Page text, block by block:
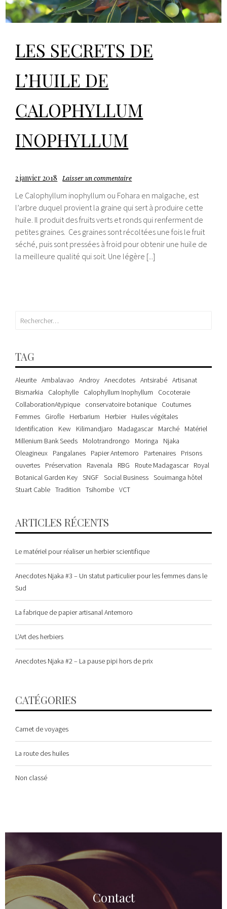
LES SECRETS DE
L’HUILE DE
CALOPHYLLUM
INOPHYLLUM
2 janvier 2018 Laisser un commentaire
Le Calophyllum inophyllum ou Fohara en malgache, est
l’arbre duquel provient la graine qui sert à produire cette
huile. Il produit des fruits verts et ronds qui renferment de
petites graines. Ces graines sont récoltées une fois le fruit
séché, puis sont pressées à froid pour obtenir une huile de
la meilleure qualité qui soit. Une légère [...]
Rechercher :
TAG
Aleurite Ambalavao Androy Anecdotes Antsirabé Artisanat
Bismarkia
Calophylle Calophyllum Inophyllum
Cocoteraie
CollaborationAtypique
conservatoire botanique
Coutumes
Femmes
Girofle Herbarium Herbier Huiles végétales
Identification
Kew Kilimandjaro Madagascar Marché
Matériel
Millenium Bank Seeds
Molotrandrongo Moringa
Njaka
Oleagineux
Pangalanes Papier Antemoro Partenaires
Prisons
ouvertes
Préservation Ravenala RBG Route Madagascar Royal
Botanical Garden Key SNGF Social Business Souimanga hôtel
Stuart Cable Tradition Tsihombe VCT
ARTICLES RÉCENTS
Le matériel pour réaliser un herbier scientifique
Anecdotes Njaka #3 – Un statut particulier pour les femmes dans le
Sud
La fabrique de papier artisanal Antemoro
L’Art des herbiers
Anecdotes Njaka #2 – La pause pipi hors de prix
CATÉGORIES
Carnet de voyages
La route des huiles
Non classé
Contact